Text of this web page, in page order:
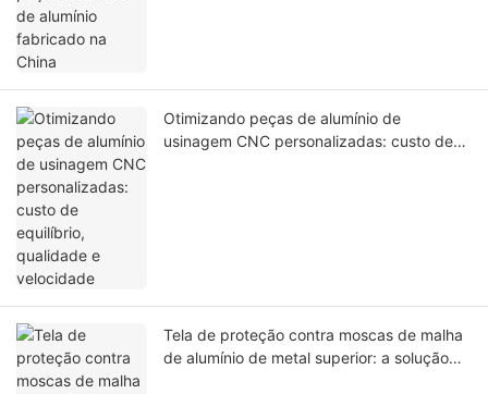
Otimizando peças de alumínio de
usinagem CNC personalizadas: custo de
Tela de proteção contra moscas de malha
de alumínio de metal superior: a solução